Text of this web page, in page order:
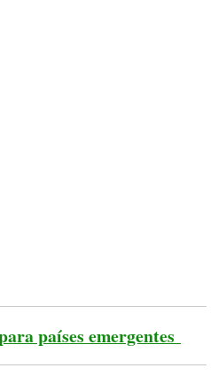
países emergentes